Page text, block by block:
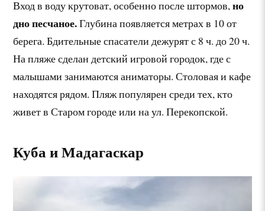
Вход в воду крутоват, особенно после штормов, но
дно песчаное.Глубина появляется метрах в 10 от
берега. Бдительные спасатели дежурят с 8 ч. до 20 ч.
На пляже сделан детский игровой городок, где с
малышами занимаются аниматоры. Столовая и кафе
находятся рядом. Пляж популярен среди тех, кто
живет в Старом городе или на ул. Перекопской.
Куба и Мадагаскар